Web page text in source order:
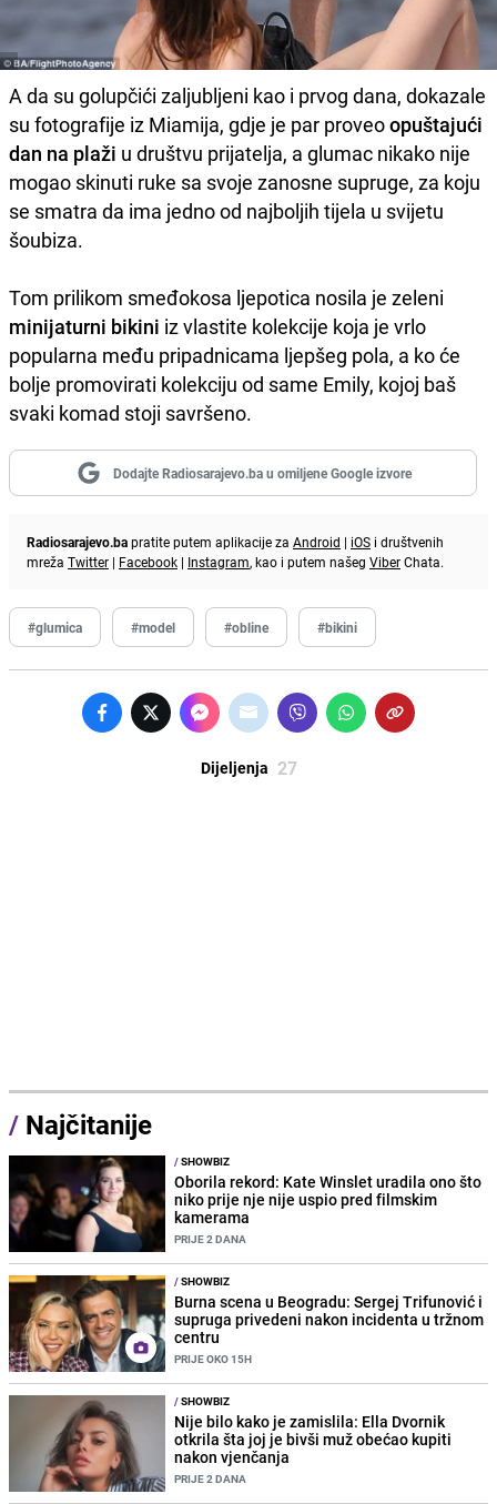
A da su golupčići zaljubljeni kao i prvog dana, dokazale
su fotografije iz Miamija, gdje je par proveoopuštajući
dan na plaži u društvu prijatelja, a glumac nikako nije
mogao skinuti ruke sa svoje zanosne supruge, za koju
se smatra da ima jedno od najboljih tijela u svijetu
šoubiza.
Tom prilikom smeđokosa ljepotica nosila je zeleni
minijaturni bikini iz vlastite kolekcije koja je vrlo
popularna među pripadnicama ljepšeg pola, a ko će
bolje promovirati kolekciju od same Emily, kojoj baš
svaki komad stoji savršeno.
Dodajte Radiosarajevo.ba u omiljene Google izvore
Radiosarajevo.bapratite putem aplikacije za Android | iOS i društvenih
mreža Twitter | Facebook | Instagram, kao i putem našeg ViberChata.
#glumica #model #obline #bikini
Dijeljenja 27
/ Najčitanije
/SHOWBIZ
Oborila rekord: Kate Winslet uradila ono što
niko prije nje nije uspio pred filmskim
kamerama
PRIJE 2 DANA
/SHOWBIZ
Burna scena u Beogradu: Sergej Trifunović i
supruga privedeni nakon incidenta u tržnom
centru
PRIJE OKO 15H
/SHOWBIZ
Nije bilo kako je zamislila: Ella Dvornik
otkrila šta joj je bivši muž obećao kupiti
nakon vjenčanja
PRIJE 2 DANA